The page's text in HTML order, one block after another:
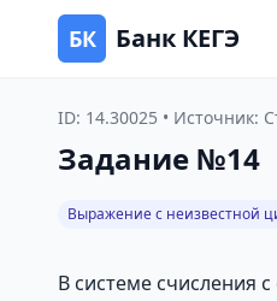
БК Банк КЕГЭ
ID: 14.30025 • Источник:
Задание №14
Выражение с неизвестной
В системе счисления